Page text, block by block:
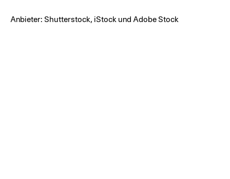
Anbieter: Shutterstock, iStock und Adobe Stock